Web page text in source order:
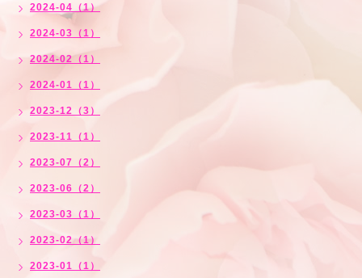
2024-04（1）
2024-03（1）
2024-02（1）
2024-01（1）
2023-12（3）
2023-11（1）
2023-07（2）
2023-06（2）
2023-03（1）
2023-02（1）
2023-01（1）